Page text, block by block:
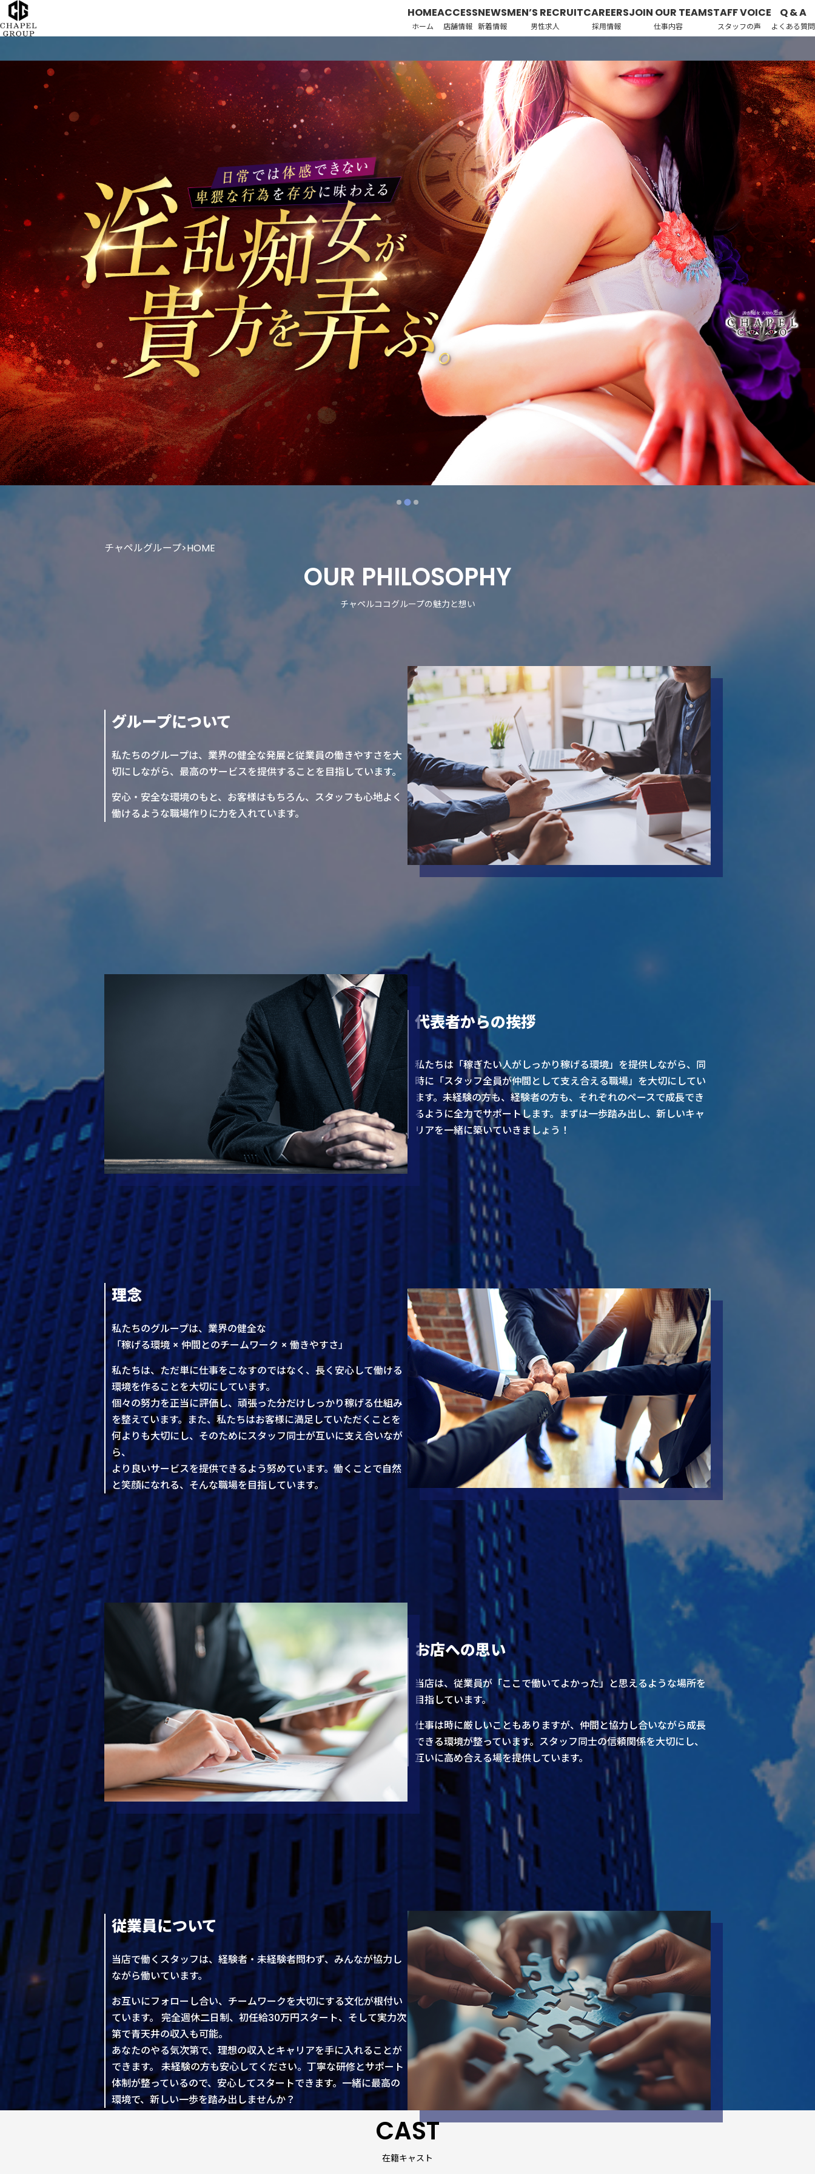
チ
ャ
グ
ー
プ
HOME
ホーム
ACCESS
店舗情報
NEWS
新着情報
MEN’S RECRUIT
男性求人
CAREERS
採用情報
JOIN OUR TEAM
仕事内容
STAFF VOICE
スタッフの声
Q & A
よくある質問
チャペルグループ>HOME
OUR PHILOSOPHY
チャペルココグループの魅力と想い
グループについて
私たちのグループは、業界の健全な発展と従業員の働きやすさを大
切にしながら、最高のサービスを提供することを目指しています。
安心・安全な環境のもと、お客様はもちろん、スタッフも心地よく
働けるような職場作りに力を入れています。
代表者からの挨拶
私たちは「稼ぎたい人がしっかり稼げる環境」を提供しながら、同
時に「スタッフ全員が仲間として支え合える職場」を大切にしてい
ます。未経験の方も、経験者の方も、それぞれのペースで成長でき
るように全力でサポートします。まずは一歩踏み出し、新しいキャ
リアを一緒に築いていきましょう！
理念
私たちのグループは、業界の健全な
「稼げる環境 × 仲間とのチームワーク × 働きやすさ」
私たちは、ただ単に仕事をこなすのではなく、長く安心して働ける
環境を作ることを大切にしています。
個々の努力を正当に評価し、頑張った分だけしっかり稼げる仕組み
を整えています。また、私たちはお客様に満足していただくことを
何よりも大切にし、そのためにスタッフ同士が互いに支え合いなが
ら、
より良いサービスを提供できるよう努めています。働くことで自然
と笑顔になれる、そんな職場を目指しています。
お店への思い
当店は、従業員が「ここで働いてよかった」と思えるような場所を
目指しています。
仕事は時に厳しいこともありますが、仲間と協力し合いながら成長
できる環境が整っています。スタッフ同士の信頼関係を大切にし、
互いに高め合える場を提供しています。
従業員について
当店で働くスタッフは、経験者・未経験者問わず、みんなが協力し
ながら働いています。
お互いにフォローし合い、チームワークを大切にする文化が根付い
ています。 完全週休二日制、初任給30万円スタート、そして実力次
第で青天井の収入も可能。
あなたのやる気次第で、理想の収入とキャリアを手に入れることが
できます。 未経験の方も安心してください。丁寧な研修とサポート
体制が整っているので、安心してスタートできます。一緒に最高の
環境で、新しい一歩を踏み出しませんか？
CAST
在籍キャスト